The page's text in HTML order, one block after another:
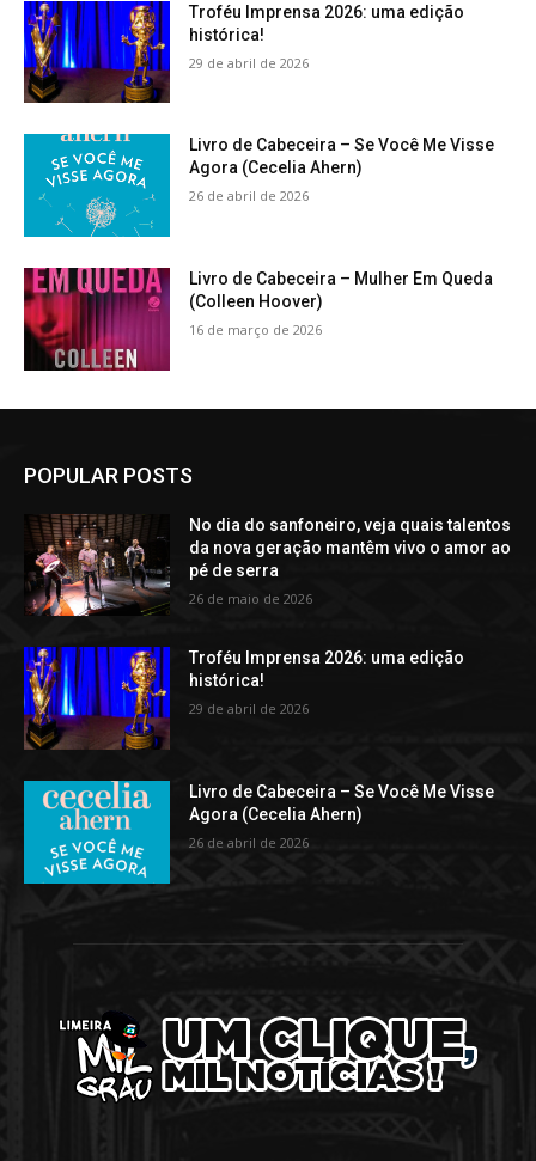
Troféu Imprensa 2026: uma edição
histórica!
29 de abril de 2026
Livro de Cabeceira – Se Você Me Visse
Agora (Cecelia Ahern)
26 de abril de 2026
Livro de Cabeceira – Mulher Em Queda
(Colleen Hoover)
16 de março de 2026
POPULAR POSTS
No dia do sanfoneiro, veja quais talentos
da nova geração mantêm vivo o amor ao
pé de serra
26 de maio de 2026
Troféu Imprensa 2026: uma edição
histórica!
29 de abril de 2026
Livro de Cabeceira – Se Você Me Visse
Agora (Cecelia Ahern)
26 de abril de 2026